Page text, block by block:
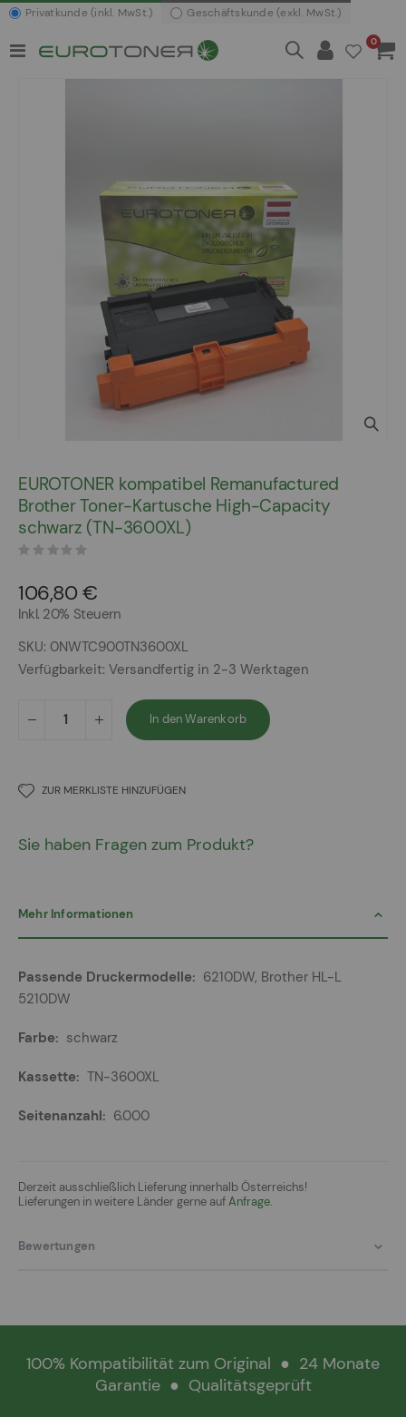
Privatkunde (inkl. MwSt.) Geschäftskunde (exkl. MwSt.)
Navigation
0Artikel
der
Bildergalerie
springen
EUROTONER kompatibel Remanufactured
Brother Toner-Kartusche High-Capacity
schwarz (TN-3600XL)
106,80 €
Inkl. 20% Steuern
SKU 0NWTC900TN3600XL
Verfügbarkeit: Versandfertig in 2-3 Werktagen
In den Warenkorb
ZUR MERKLISTE HINZUFÜGEN
Sie haben Fragen zum Produkt?
Mehr Informationen
Mehr
Informationen
6210DW, Brother HL-L
5210DW
schwarz
TN-3600XL
6.000
Derzeit ausschließlich Lieferung innerhalb Österreichs!
Lieferungen in weitere Länder gerne aufAnfrage.
Bewertungen
100% Kompatibilität zum Original ● 24 Monate
Garantie ● Qualitätsgeprüft